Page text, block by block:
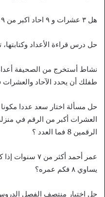
هل ٣ عشرات و ٩ احاد اكبر من ٩ عشرات و ۳ آحاده؟ أفسر ذلك.
حل درس قراءة الأعداد وكتابتها،
نشاط أستخرج من الصحيفة
طفلك أن يحدد الآحاد
حل مسألة اختار سعد عددا
الرقمين 8 فما العدد ؟
يساوي ٨ فكم عمره؟
حل اختبار منتصف الفصل الدروس ١-٥، مراجعة